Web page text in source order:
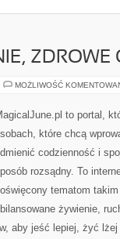
ZDROWE
MOŻLIWOŚĆ
to portal,
które chcą
codzienność i
rozsądny. To
tematom
żywienie,
aby jeść lepiej, żyć